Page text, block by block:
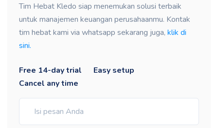
Tim Hebat Kledo siap menemukan solusi terbaik
untuk manajemen keuangan perusahaanmu. Kontak
tim hebat kami via whatsapp sekarang juga, klik di
sini.
Free 14-day trial
Easy setup
Cancel any time